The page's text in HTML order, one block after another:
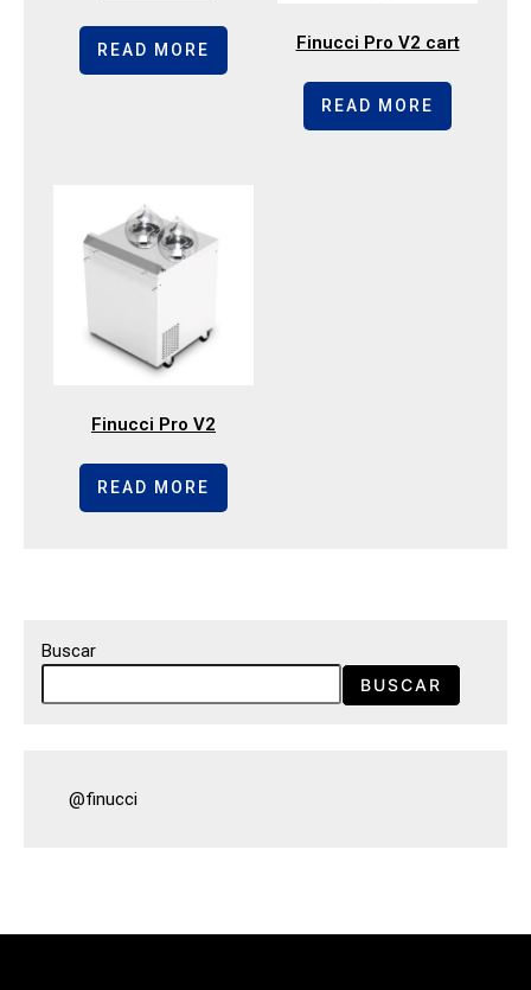
READ MORE Finucci Pro V2 cart
READ MORE
Finucci Pro V2
READ MORE
Buscar
BUSCAR
@finucci